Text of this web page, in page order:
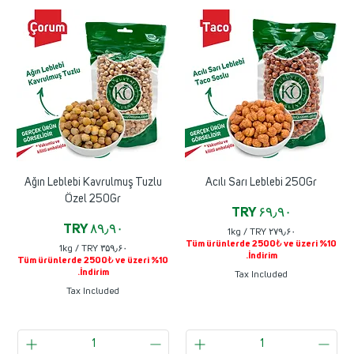
Acılı Sarı Leblebi 250Gr
Price
TRY ۶۹٫۹۰
TRY ۲۷۹٫۶۰ /
1kg
T
R
٫
Tüm ürünlerde 2500₺ ve üzeri %10
İndirim.
Tax Included
Ağın Leblebi Kavrulmuş Tuzlu
Özel 250Gr
Price
TRY ۸۹٫۹۰
TRY ۳۵۹٫۶۰ /
1kg
T
R
۹
Tüm ürünlerde 2500₺ ve üzeri %10
İndirim.
Tax Included